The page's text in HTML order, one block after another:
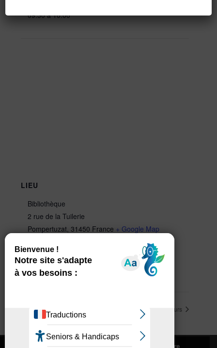
09:30 à 10:00
LIEU
Bibliothèque
2 rue de la Tuilerie
Pompertuzat, 31450 France + Google Map
05 62 18 43 57
Voir Lieu site web
Journée mon canal propre Bébés lecteurs